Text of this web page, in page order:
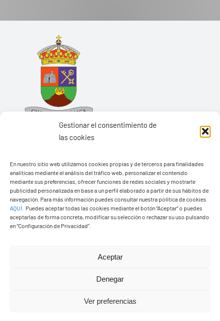
Gestionar el consentimiento de
las cookies
En nuestro sitio web utilizamos cookies propias y de terceros para finalidades
analíticas mediante el análisis del tráfico web, personalizar el contenido
mediante sus preferencias, ofrecer funciones de redes sociales y mostrarle
publicidad personalizada en base a un perfil elaborado a partir de sus hábitos de
navegación. Para más información puedes consultar nuestra política de cookies
AQUÍ
Puedes aceptar todas las cookies mediante el botón “Aceptar” o puedes
aceptarlas de forma concreta, modificar su selección o rechazar su uso pulsando
en “Configuración de Privacidad”.
Aceptar
Denegar
Ver preferencias
Ayuntamiento de Yaiza
Pza. de Los Remedios, 1
35570 – Yaiza
Tel:928 83 62 20
© Copyright2026 Ayuntamiento de Yaiza - Todos los